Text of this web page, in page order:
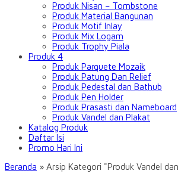
Produk Nisan – Tombstone
Produk Material Bangunan
Produk Motif Inlay
Produk Mix Logam
Produk Trophy Piala
Produk 4
Produk Parquete Mozaik
Produk Patung Dan Relief
Produk Pedestal dan Bathub
Produk Pen Holder
Produk Prasasti dan Nameboard
Produk Vandel dan Plakat
Katalog Produk
Daftar Isi
Promo Hari Ini
Beranda » Arsip Kategori "Produk Vandel